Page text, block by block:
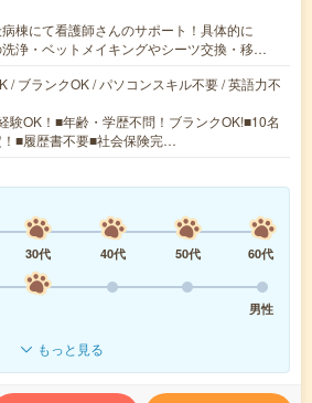
棟にて看護師さんのサポート！具体的に
浄・ベットメイキングやシーツ交換・移…
/ ブランクOK / パソコンスキル不要 / 英語力不
験OK！■年齢・学歴不問！ブランクOK!■10名
！■履歴書不要■社会保険完…
30代 40代 50代
60代
男性
もっと見る